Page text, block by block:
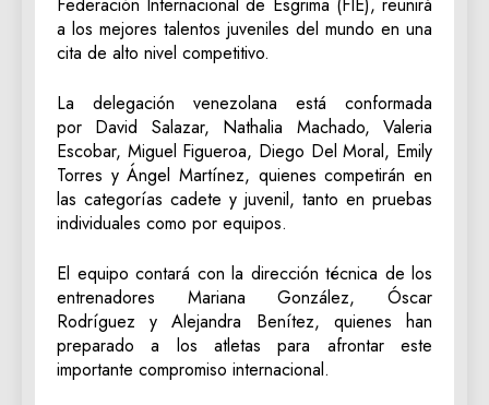
a los mejores talentos juveniles del mundo en una
cita de alto nivel competitivo.
La delegación venezolana está conformada
por David Salazar, Nathalia Machado, Valeria
Escobar, Miguel Figueroa, Diego Del Moral, Emily
Torres y Ángel Martínez, quienes competirán en
las categorías cadete y juvenil, tanto en pruebas
individuales como por equipos.
El equipo contará con la dirección técnica de los
entrenadores Mariana González, Óscar
Rodríguez y Alejandra Benítez, quienes han
preparado a los atletas para afrontar este
importante compromiso internacional.